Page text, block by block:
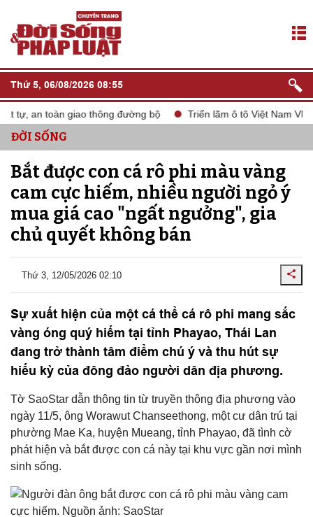
Thứ 5, 06/08/2026 08:55
tự, an toàn giao thông đường bộ Triển lãm ô tô Việt Nam VMS
ĐỜI SỐNG
Bắt được con cá rô phi màu vàng
cam cực hiếm, nhiều người ngỏ ý
mua giá cao "ngất ngưởng", gia
chủ quyết không bán
Thứ 3, 12/05/2026 02:10
Sự xuất hiện của một cá thể cá rô phi mang sắc
vàng óng quý hiếm tại tỉnh Phayao, Thái Lan
đang trở thành tâm điểm chú ý và thu hút sự
hiếu kỳ của đông đảo người dân địa phương.
Tờ SaoStar dẫn thông tin từ truyền thông địa phương vào
ngày 11/5, ông Worawut Chanseethong, một cư dân trú tại
phường Mae Ka, huyện Mueang, tỉnh Phayao, đã tình cờ
phát hiện và bắt được con cá này tại khu vực gần nơi mình
sinh sống.